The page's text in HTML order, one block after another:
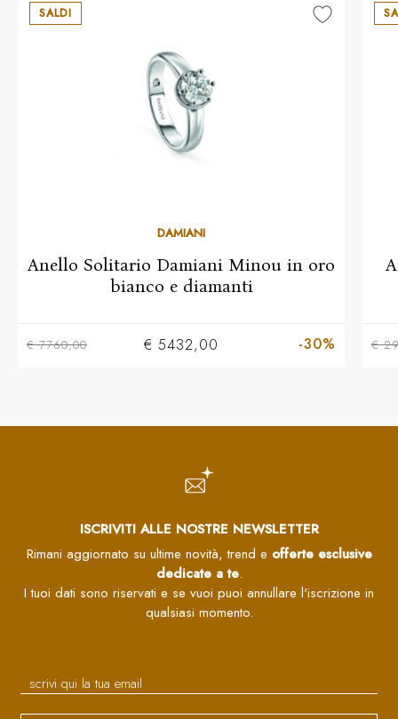
SALDI
DAMIANI
Anello Solitario Damiani Minou in oro
bianco e diamanti
€ 7760,00 € 5432,00 -30% €
ISCRIVITI ALLE NOSTRE NEWSLETTER
Rimani aggiornato su ultime novità, trend e offerte esclusive
dedicate a te.
I tuoi dati sono riservati e se vuoi puoi annullare l'iscrizione in
qualsiasi momento.